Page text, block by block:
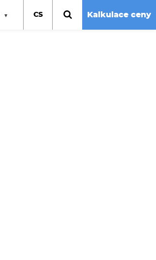
CS Kalkulace ceny